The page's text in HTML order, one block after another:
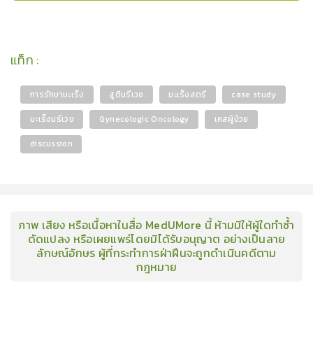
แท็ก :
การรักษามะเร็ง สูตินรีเวช มะเร็งสตรี
case study
มะเร็งนรีเวช
Gynecologic Oncology
เคสผู้ป่วย
discussion
ภาพ เสียง หรือเนื้อหาในสื่อ MedUMore นี้ ห้ามมิให้ผู้ใดทำซ้ำ
ดัดแปลง หรือเผยแพร่โดยมิได้รับอนุญาต อย่างเป็นลาย
ลักษณ์อักษร ผู้ที่กระทำการฝ่าฝืนจะถูกดำเนินคดีตาม
กฎหมาย